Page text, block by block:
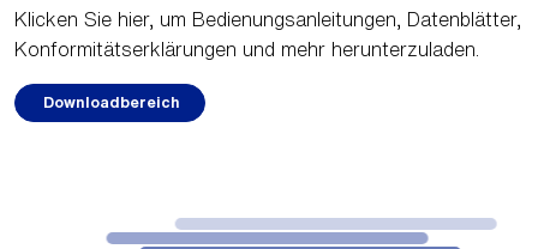
Klicken Sie hier, um Bedienungsanleitungen, Datenblätter,
Konformitätserklärungen und mehr herunterzuladen.
Downloadbereich